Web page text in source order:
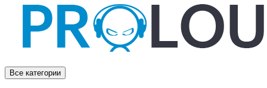
Все категории